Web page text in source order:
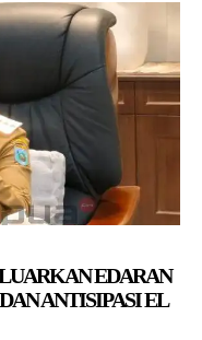
EDARAN
ANTISIPASI EL